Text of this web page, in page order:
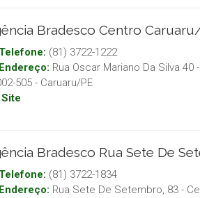
Bradesco Centro
Telefone: (81) 3722-1222
Endereço: Rua Oscar Mariano Da Silva
505 - Caruaru/PE
Site
Bradesco Rua Sete De
Telefone: (81) 3722-1834
Endereço: Rua Sete De Setembro, 83 -